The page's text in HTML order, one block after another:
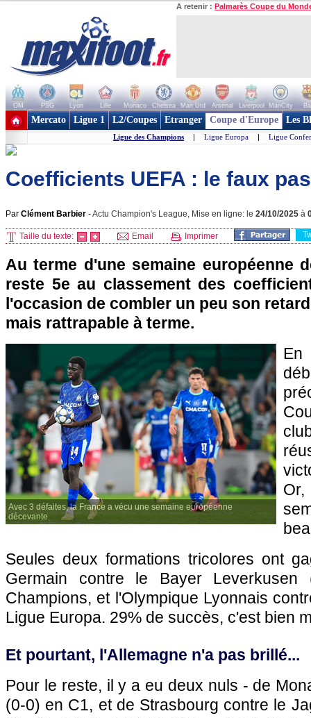
A retenir : Palmarès Coupe du
OM PSG Lyon Lille Monaco Chelsea Man Utd Arsenal Liverpool ManCity
+ de clubs
Mercato Ligue 1 L2/Coupes Etranger Coupe d'Europe Les
Ligue des Champions | Ligue Europa | Ligue
Coefficients UEFA : le faux
Par Clément Barbier -Actu Champion's League, Mise en ligne: le 24/10/2025 à
Taille du texte: Email Imprimer
Au terme d'une semaine européenne
reste 5e au classement des
l'occasion de combler un peu son
mais rattrapable à terme.
Avec 3 défaites, la France a vécu une semaine européenne
décevante.
Seules deux formations tricolores ont
Germain contre le Bayer
Champions, et l'Olympique Lyonnais
Ligue Europa. 29% de succès, c'est bien
Et pourtant, l'Allemagne n'a pas brillé...
Pour le reste, il y a eu deux nuls - de
(0-0) en C1, et de Strasbourg contre le